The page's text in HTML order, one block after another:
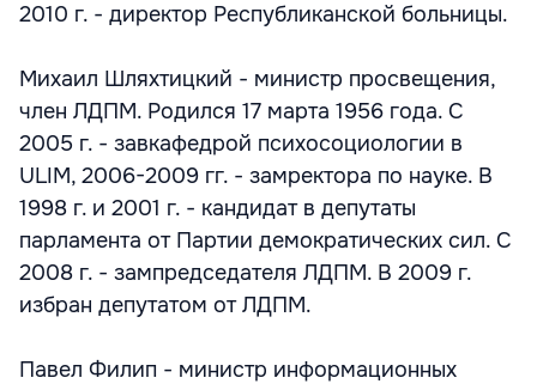
2010 г. - директор Республиканской больницы.
Михаил Шляхтицкий - министр просвещения,
член ЛДПМ. Родился 17 марта 1956 года. С
2005 г. - завкафедрой психосоциологии в
ULIM, 2006-2009 гг. - замректора по науке. В
1998 г. и 2001 г. - кандидат в депутаты
парламента от Партии демократических сил. С
2008 г. - зампредседателя ЛДПМ. В 2009 г.
избран депутатом от ЛДПМ.
Павел Филип - министр информационных